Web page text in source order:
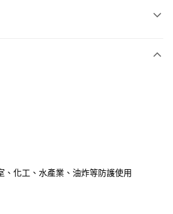
、化工、水產業、油炸等防護使用